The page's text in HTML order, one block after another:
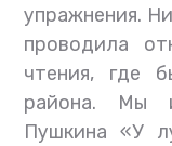
упражнения.
проводила
чтения, где
района. Мы
Пушкина «У